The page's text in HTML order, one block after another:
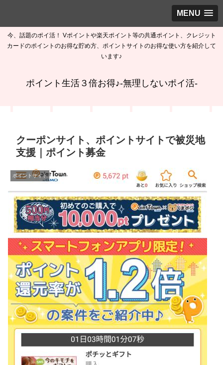
MENU
今、話題のポイ活！ Vポイントや楽天ポイント等の共通ポイント、クレジット
カードのポイントのお得な貯め方、ポイントサイトのお得な使い方を紹介して
います♪
ポイント生活３倍お得♪-無理しないポイ活-
クーポンサイト、ポイントサイトで被災地
支援｜ポイント募金
ポイントサイト